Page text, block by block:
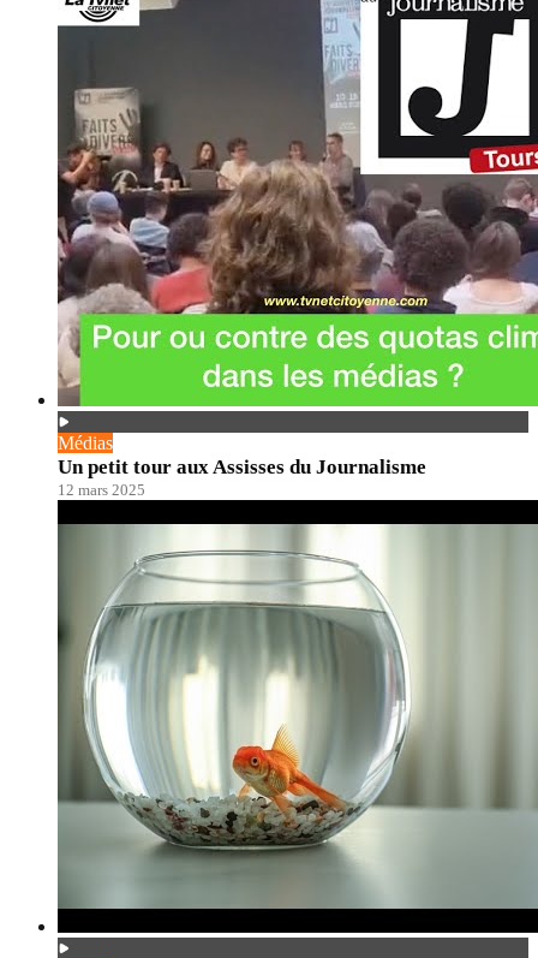
Médias
Un petit tour aux Assisses du Journalisme
12 mars 2025